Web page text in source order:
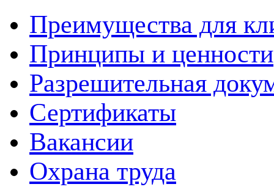
Преимущества для
Принципы и ценности
Разрешительная
Сертификаты
Вакансии
Охрана труда